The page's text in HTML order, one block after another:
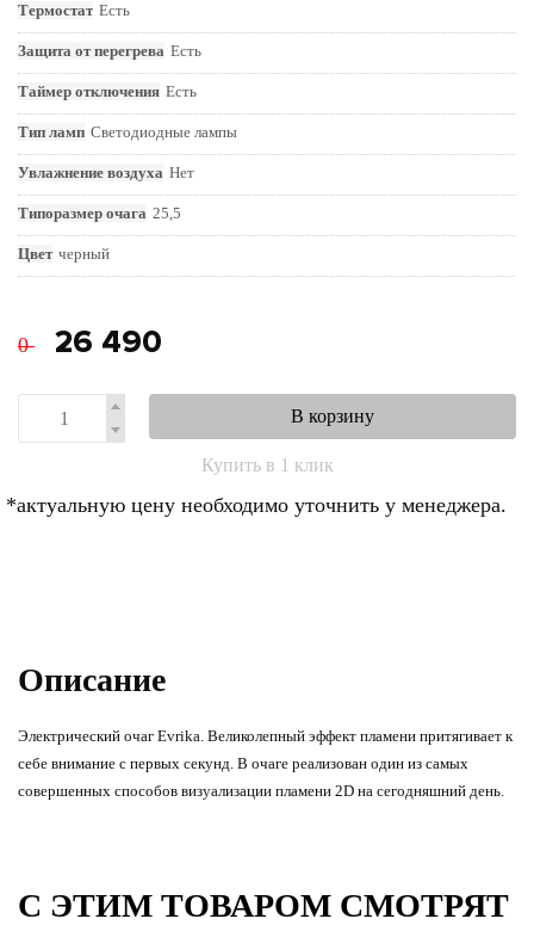
Термостат Есть
Защита от перегрева Есть
Таймер отключения Есть
Тип ламп Светодиодные лампы
Увлажнение воздуха Нет
Типоразмер очага 25,5
Цвет черный
0 26 490
В корзину
Купить в 1 клик
*актуальную цену необходимо уточнить у менеджера.
Описание
Электрический очаг Evrika. Великолепный эффект пламени притягивает к
себе внимание с первых секунд. В очаге реализован один из самых
совершенных способов визуализации пламени 2D на сегодняшний день.
C ЭТИМ ТОВАРОМ СМОТРЯТ